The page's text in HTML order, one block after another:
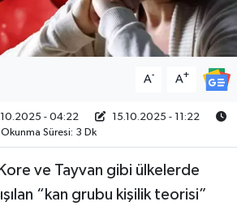
A- A+
- 04:22
15.10.2025 - 11:22
Okunma Süresi: 3 Dk
ve Tayvan gibi ülkelerde
“kan grubu kişilik teorisi”